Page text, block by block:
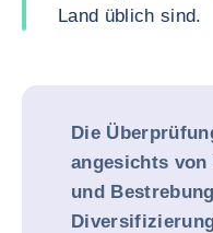
Land üblich sind.
Die
angesichts von
und